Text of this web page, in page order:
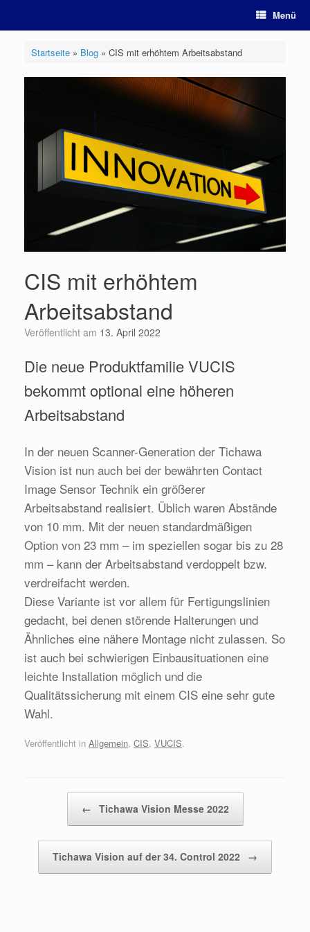
springen
Menü
Startseite» Blog» CIS mit erhöhtem Arbeitsabstand
CIS mit erhöhtem
Arbeitsabstand
Veröffentlicht am 13. April 2022
Die neue Produktfamilie VUCIS
bekommt optional eine höheren
Arbeitsabstand
In der neuen Scanner-Generation der Tichawa
Vision ist nun auch bei der bewährten Contact
Image Sensor Technik ein größerer
Arbeitsabstand realisiert. Üblich waren Abstände
von 10 mm. Mit der neuen standardmäßigen
Option von 23 mm – im speziellen sogar bis zu 28
mm – kann der Arbeitsabstand verdoppelt bzw.
verdreifacht werden.
Diese Variante ist vor allem für Fertigungslinien
gedacht, bei denen störende Halterungen und
Ähnliches eine nähere Montage nicht zulassen. So
ist auch bei schwierigen Einbausituationen eine
leichte Installation möglich und die
Qualitätssicherung mit einem CIS eine sehr gute
Wahl.
Veröffentlicht in Allgemein, CIS, VUCIS.
← Tichawa Vision Messe 2022
Tichawa Vision auf der 34. Control 2022 →